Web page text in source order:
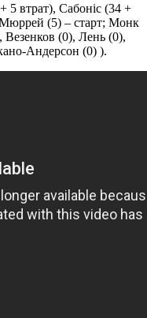
5 втрат), Сабоніс (34 +
Мюррей (5) – старт; Монк
Везенков (0), Лень (0),
Андерсон (0) ).